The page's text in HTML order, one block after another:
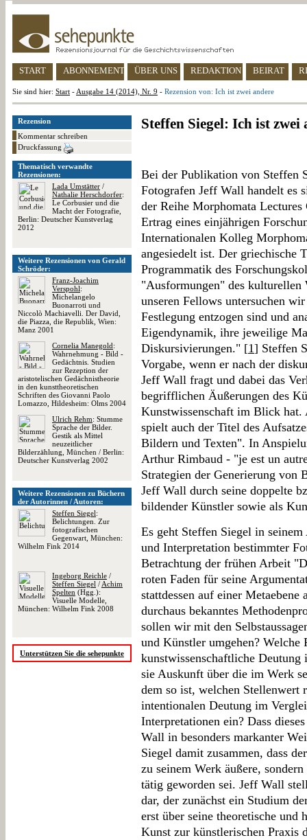
START ABONNEMENT ÜBER UNS REDAKTION BEIRAT
Sie sind hier: Start - Ausgabe 14 (2014), Nr. 9 - Rezension von: Ich ist zwei andere
Rezension
Kommentar schreiben
Druckfassung
Thematisch verwandte
Rezensionen:
Lada Umstätter /
Nathalie Herschdorfer:
Le Corbusier und die
Macht der Fotografie,
Berlin: Deutscher Kunstverlag
2012
Weitere Rezensionen von Gerald
Schröder:
Franz-Joachim
Verspohl:
Michelangelo
Buonarroti und
Niccolò Machiavelli. Der David,
die Piazza, die Republik, Wien:
Manz 2001
Cornelia Manegold:
Wahrnehmung - Bild -
Gedächtnis. Studien
zur Rezeption der
aristotelischen Gedächnistheorie
in den kunsttheoretischen
Schriften des Giovanni Paolo
Lomazzo, Hildesheim: Olms 2004
Ulrich Rehm: Stumme
Sprache der Bilder.
Gestik als Mittel
neuzeitlicher
Bilderzählung, München / Berlin:
Deutscher Kunstverlag 2002
Weitere Rezensionen zu Büchern
der Autorinnen / Autoren:
Steffen Siegel:
Belichtungen. Zur
fotografischen
Gegenwart, München:
Wilhelm Fink 2014
Ingeborg Reichle /
Steffen Siegel / Achim
Spelten (Hgg.):
Visuelle Modelle,
München: Wilhelm Fink 2008
Unterstützen Sie die sehepunkte
Steffen Siegel: Ich ist zwei
Bei der Publikation von Steffen
Fotografen Jeff Wall handelt es
der Reihe Morphomata
Ertrag eines einjährigen
Internationalen Kolleg
angesiedelt ist. Der griechische
Programmatik des
"Ausformungen" des kulturellen
unseren Fellows untersuchen
Festlegung entzogen sind und
Eigendynamik, ihre jeweilige
Diskursivierungen." [1] Steffen
Vorgabe, wenn er nach der
Jeff Wall fragt und dabei das
begrifflichen Äußerungen des
Kunstwissenschaft im Blick hat.
spielt auch der Titel des
Bildern und Texten". In
Arthur Rimbaud - "je est un
Strategien der Generierung von
Jeff Wall durch seine doppelte
bildender Künstler sowie als
Es geht Steffen Siegel in
und Interpretation bestimmter
Betrachtung der frühen Arbeit
roten Faden für seine
stattdessen auf einer Metaebene
durchaus bekanntes
sollen wir mit den
und Künstler umgehen? Welche
kunstwissenschaftliche
sie Auskunft über die im Werk
dem so ist, welchen Stellenwert
intentionalen Deutung im
Interpretationen ein? Dass
Wall in besonders markanter
Siegel damit zusammen, dass
zu seinem Werk äußere,
tätig geworden sei. Jeff Wall
dar, der zunächst ein Studium
erst über seine theoretische und
Kunst zur künstlerischen Praxis